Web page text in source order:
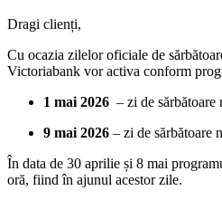
Dragi clienți,
Cu ocazia zilelor oficiale de
Victoriabank vor activa conform
1 mai 2026 – zi de sărbătoare
9 mai 2026 – zi de sărbătoare
În data de 30 aprilie și 8 mai
oră, fiind în ajunul acestor zile.